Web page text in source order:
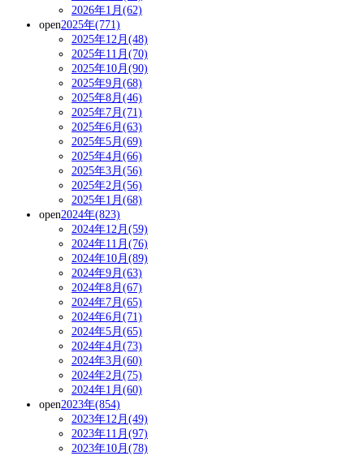
2026年1月(62)
open2025年(771)
2025年12月(48)
2025年11月(70)
2025年10月(90)
2025年9月(68)
2025年8月(46)
2025年7月(71)
2025年6月(63)
2025年5月(69)
2025年4月(66)
2025年3月(56)
2025年2月(56)
2025年1月(68)
open2024年(823)
2024年12月(59)
2024年11月(76)
2024年10月(89)
2024年9月(63)
2024年8月(67)
2024年7月(65)
2024年6月(71)
2024年5月(65)
2024年4月(73)
2024年3月(60)
2024年2月(75)
2024年1月(60)
open2023年(854)
2023年12月(49)
2023年11月(97)
2023年10月(78)